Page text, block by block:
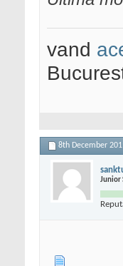
vand
8th December
Junior